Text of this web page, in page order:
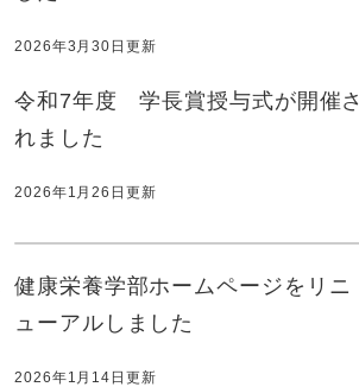
2026年3月30日更新
令和7年度 学長賞授与式が開催さ
れました
2026年1月26日更新
健康栄養学部ホームページをリニ
ューアルしました
2026年1月14日更新